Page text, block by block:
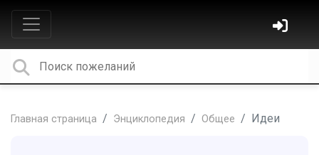
Главная страница Энциклопедия Общее Идеи